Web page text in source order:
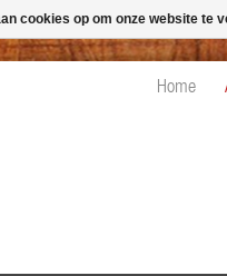
Home
cookies op om onze website te